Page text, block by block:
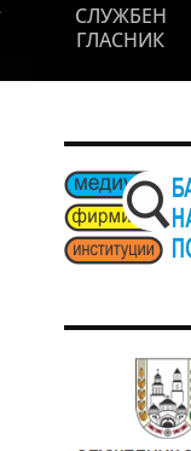
СЛУЖБЕН
ГЛАСНИК